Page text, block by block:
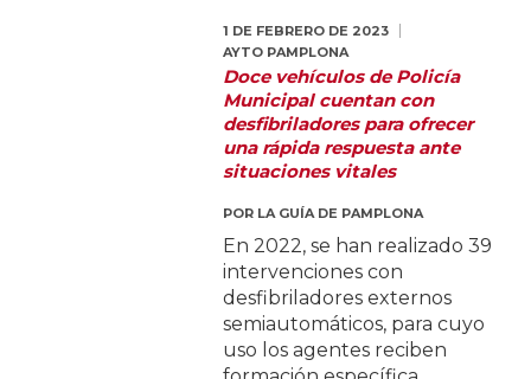
1 DE FEBRERO DE 2023
AYTO PAMPLONA
Doce vehículos de Policía
Municipal cuentan con
desfibriladores para ofrecer
una rápida respuesta ante
situaciones vitales
POR LA GUÍA DE PAMPLONA
En 2022, se han realizado 39
intervenciones con
desfibriladores externos
semiautomáticos, para cuyo
uso los agentes reciben